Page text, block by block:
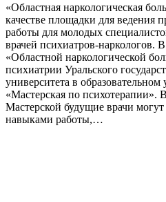
«Областная наркологическая
качестве площадки для ведения
работы для молодых
врачей психиатров-наркологов.
«Областной наркологической
психиатрии Уральского
университета в образовательном
«Мастерская по психотерапии».
Мастерской будущие врачи
навыками работы,…